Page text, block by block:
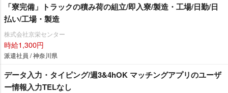
「寮完備」トラックの積み荷の組立/即入寮/製造・工場/日勤/日
払い/工場・製造
株式会社京栄センター
時給1,300円
派遣社員 / 神奈川県
データ入力・タイピング/週3&4hOK マッチングアプリのユーザ
ー情報入力TELなし